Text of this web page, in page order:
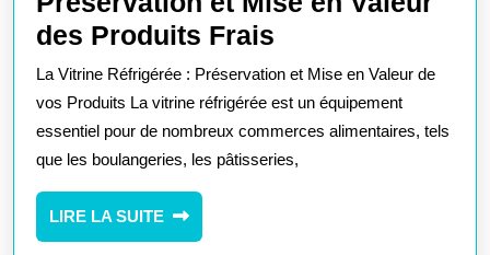
des Produits Frais
Vitrine
Réfrigérée
:
Préservation
La Vitrine Réfrigérée : Préservation et Mise en Valeur de
vos Produits La vitrine réfrigérée est un équipement
essentiel pour de nombreux commerces alimentaires, tels
que les boulangeries, les pâtisseries,
LIRE LA SUITE
LIRE
LA